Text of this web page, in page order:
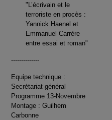
"L’écrivain et le
terroriste en procès :
Yannick Haenel et
Emmanuel Carrère
entre essai et roman"
--------------
Equipe technique :
Secrétariat général
Programme 13-Novembre
Montage : Guilhem
Carbonne